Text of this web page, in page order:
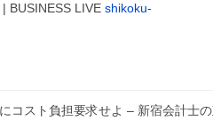
BUSINESS LIVE shikoku-
コスト負担要求せよ – 新宿会計士